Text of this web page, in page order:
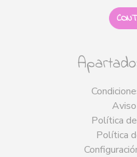
Política
Política